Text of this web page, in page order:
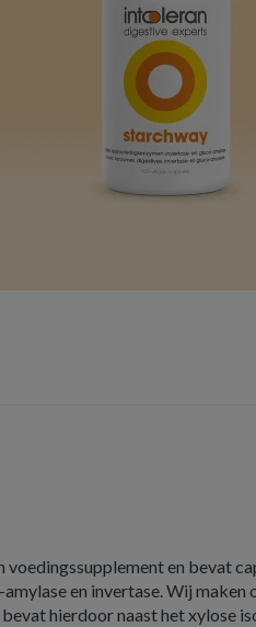
voedingssupplement en bevat
en invertase. Wij maken
hierdoor naast het xylose